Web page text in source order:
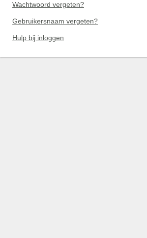
Wachtwoord vergeten?
Gebruikersnaam vergeten?
Hulp bij inloggen